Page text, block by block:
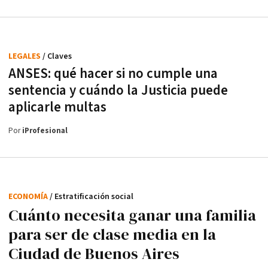
ANSES: qué hacer si no cumple una
sentencia y cuándo la Justicia puede
aplicarle multas
LEGALES / Claves
PoriProfesional
Cuánto necesita ganar una familia
para ser de clase media en la
Ciudad de Buenos Aires
ECONOMÍA/ Estratificación social